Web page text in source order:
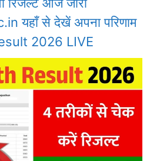
यहाँ से देखें अपना परिणाम
2026 LIVE